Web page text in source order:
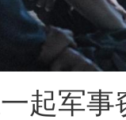
军事